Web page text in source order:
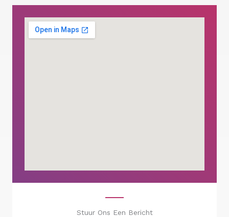
Stuur Ons Een Bericht